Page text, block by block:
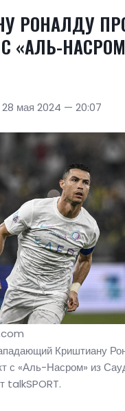
РОНАЛДУ
«АЛЬ-
28 мая 2024 — 20:07
Криштиану
с «Аль-Насром» из
talkSPORT.